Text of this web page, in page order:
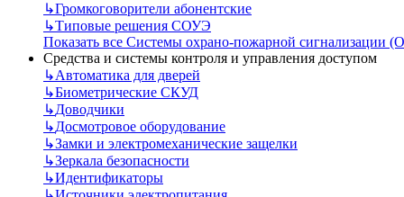
↳Громкоговорители абонентские
↳Типовые решения СОУЭ
Показать все Системы охрано-пожарной сигнализации
Средства и системы контроля и управления доступом
↳Автоматика для дверей
↳Биометрические СКУД
↳Доводчики
↳Досмотровое оборудование
↳Замки и электромеханические защелки
↳Зеркала безопасности
↳Идентификаторы